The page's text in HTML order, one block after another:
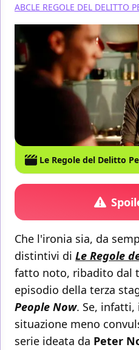
ABCLE REGOLE DEL DELITTO
Le Regole del Delitto
Che l'ironia sia, da
distintivi di Le Regole
fatto noto, ribadito dal
episodio della terza
People Now. Se, infatti,
situazione meno
serie ideata da Peter